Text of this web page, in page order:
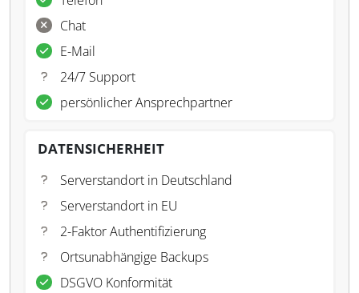
Chat
E-Mail
24/7 Support
persönlicher Ansprechpartner
DATENSICHERHEIT
Serverstandort in Deutschland
Serverstandort in EU
2-Faktor Authentifizierung
Ortsunabhängige Backups
DSGVO Konformität